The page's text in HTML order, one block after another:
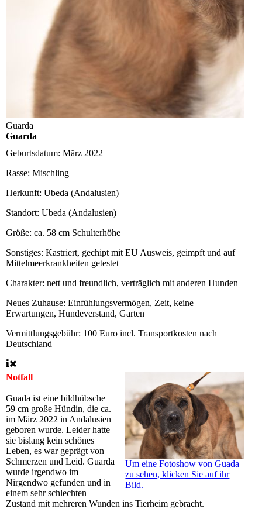
Guarda
Guarda
Geburtsdatum: März 2022
Rasse: Mischling
Herkunft: Ubeda (Andalusien)
Standort: Ubeda (Andalusien)
Größe: ca. 58 cm Schulterhöhe
Sonstiges: Kastriert, gechipt mit EU Ausweis, geimpft und auf
Mittelmeerkrankheiten getestet
Charakter: nett und freundlich, verträglich mit anderen Hunden
Neues Zuhause: Einfühlungsvermögen, Zeit, keine
Erwartungen, Hundeverstand, Garten
Vermittlungsgebühr: 100 Euro incl. Transportkosten nach
Deutschland
Um eine Fotoshow von Guada
zu sehen, klicken Sie auf ihr
Bild.
Notfall
Guada ist eine bildhübsche
59 cm große Hündin, die ca.
im März 2022 in Andalusien
geboren wurde. Leider hatte
sie bislang kein schönes
Leben, es war geprägt von
Schmerzen und Leid. Guarda
wurde irgendwo im
Nirgendwo gefunden und in
einem sehr schlechten
Zustand mit mehreren Wunden ins Tierheim gebracht.